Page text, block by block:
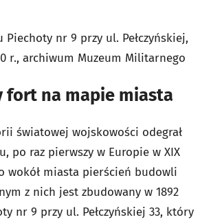
Piechoty nr 9 przy ul. Pełczyńskiej,
r., archiwum Muzeum Militarnego
fort na mapie miasta
światowej wojskowości odegrał
po raz pierwszy w Europie w XIX
wokół miasta pierścień budowli
z nich jest zbudowany w 1892
nr 9 przy ul. Pełczyńskiej 33, który